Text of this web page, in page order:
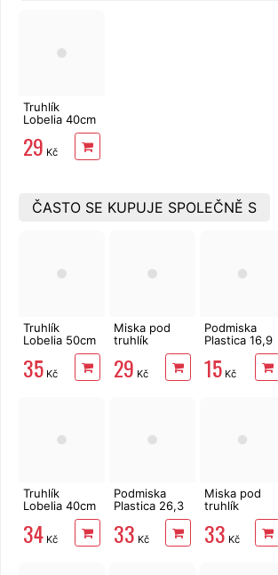
Truhlík
Lobelia 40cm
29 Kč
ČASTO SE KUPUJE SPOLEČNĚ S
Truhlík
Lobelia 50cm
35 Kč
Miska pod
truhlík
Lobelia 40cm
terracotta
29 Kč
Podmiska
Plastica 16,9
15Kč
Truhlík
Lobelia 40cm
34 Kč
Podmiska
Plastica 26,3
33 Kč
Miska pod
truhlík
Lobelia 50cm
terakota
33 Kč